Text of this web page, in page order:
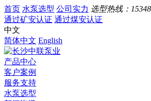
首页 水泵选型 公司实力 选型热线：
通过矿安认证 通过煤安认证
中文
简体中文 English
产品中心
客户案例
服务支持
水泵选型